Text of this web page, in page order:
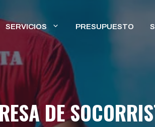
SERVICIOS PRESUPUESTO
DE